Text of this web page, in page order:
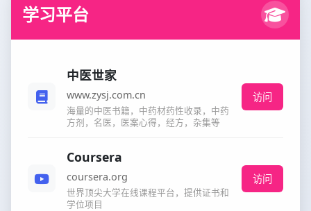
学习平台
中医世家
www.zysj.com.cn
海量的中医书籍，中药材药性收录，中药
方剂，名医，医案心得，经方，杂集等
访问
Coursera
coursera.org
世界顶尖大学在线课程平台，提供证书和
学位项目
访问